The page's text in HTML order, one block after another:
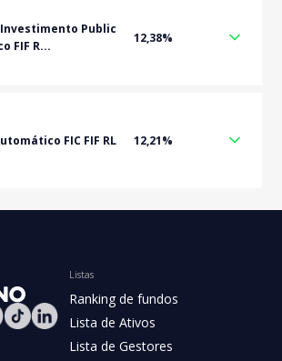
Public
FIF R...
12,38%
FIC FIF RL 12,21%
Listas
Ranking de fundos
Lista de Ativos
Lista de Gestores